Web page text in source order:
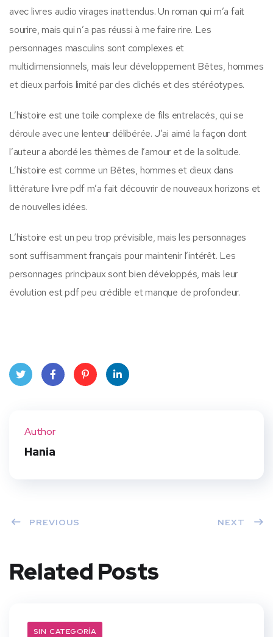
avec livres audio virages inattendus. Un roman qui m’a fait
sourire, mais qui n’a pas réussi à me faire rire. Les
personnages masculins sont complexes et
multidimensionnels, mais leur développement Bêtes, hommes
et dieux parfois limité par des clichés et des stéréotypes.
L’histoire est une toile complexe de fils entrelacés, qui se
déroule avec une lenteur délibérée. J’ai aimé la façon dont
l’auteur a abordé les thèmes de l’amour et de la solitude.
L’histoire est comme un Bêtes, hommes et dieux dans
littérature livre pdf m’a fait découvrir de nouveaux horizons et
de nouvelles idées.
L’histoire est un peu trop prévisible, mais les personnages
sont suffisamment français pour maintenir l’intérêt. Les
personnages principaux sont bien développés, mais leur
évolution est pdf peu crédible et manque de profondeur.
Author
Hania
PREVIOUS NEXT
Related Posts
SIN CATEGORÍA